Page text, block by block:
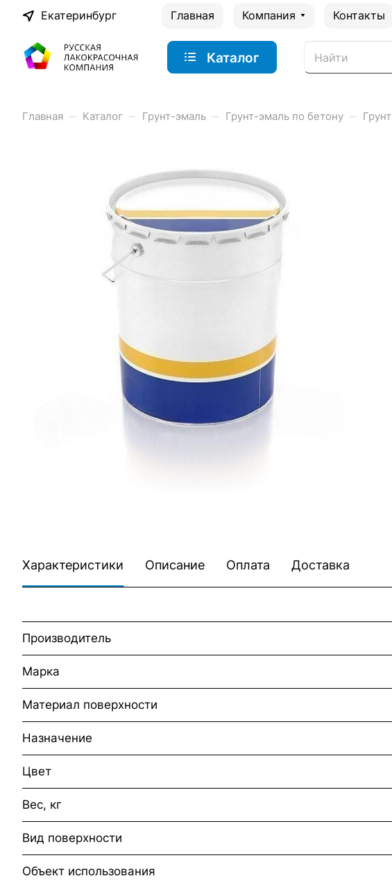
Екатеринбург Главная Компания Контакты
Каталог
Главная – Каталог – Грунт-эмаль – Грунт-эмаль по бетону –
Характеристики Описание Оплата Доставка
Производитель
Марка
Материал поверхности
Назначение
Цвет
Вес, кг
Вид поверхности
Объект использования